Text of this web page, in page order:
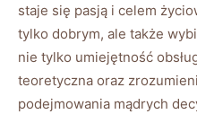
staje się ‌pasją i celem
tylko dobrym, ale także
nie tylko umiejętność
teoretyczna oraz
podejmowania mądrych